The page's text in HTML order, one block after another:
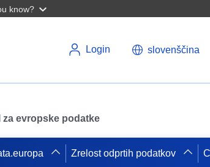
know?
Login slovenščina
za evropske podatke
Zrelost odprtih podatkov